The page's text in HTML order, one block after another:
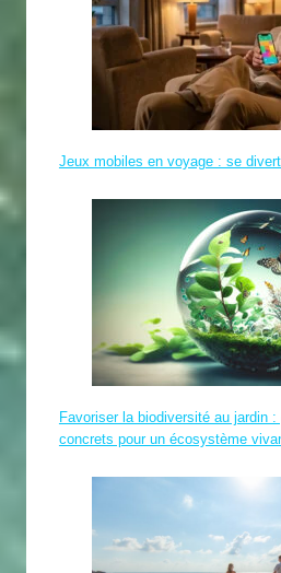
Jeux mobiles en voyage : se
Favoriser la biodiversité au jardin
concrets pour un écosystème